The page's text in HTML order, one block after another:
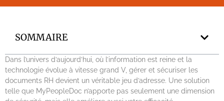
SOMMAIRE
Dans l’univers d’aujourd’hui, où l’information est reine et la
technologie évolue à vitesse grand V, gérer et sécuriser les
documents RH devient un véritable jeu d’adresse. Une solution
telle que MyPeopleDoc n’apporte pas seulement une dimension